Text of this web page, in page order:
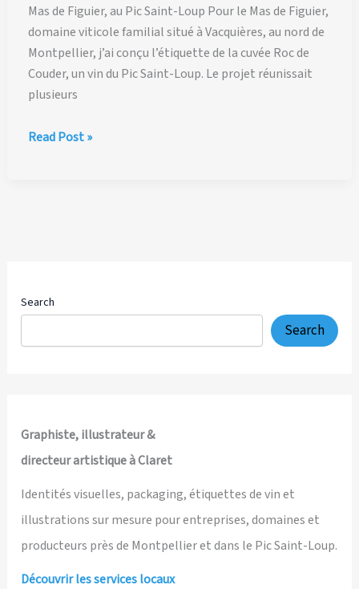
Mas de Figuier, au Pic Saint-Loup Pour le Mas de Figuier,
domaine viticole familial situé à Vacquières, au nord de
Montpellier, j’ai conçu l’étiquette de la cuvée Roc de
Couder, un vin du Pic Saint-Loup. Le projet réunissait
plusieurs
Roc
illustrée
le
au
Saint-
Loup
Read Post »
Search
Search
Graphiste, illustrateur &
directeur artistique à Claret
Identités visuelles, packaging, étiquettes de vin et
illustrations sur mesure pour entreprises, domaines et
producteurs près de Montpellier et dans le Pic Saint-Loup.
Découvrir les services locaux